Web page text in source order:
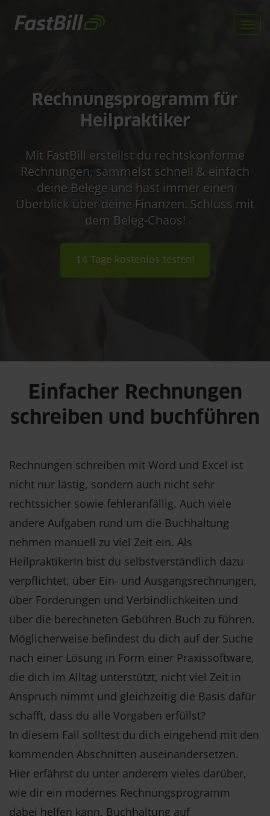
zum
Rechnungsprogramm für
Heilpraktiker
Mit FastBill erstellst du rechtskonforme
Rechnungen, sammelst schnell & einfach
deine Belege und hast immer einen
Überblick über deine Finanzen. Schluss mit
dem Beleg-Chaos!
14 Tage kostenlos testen!
Einfacher Rechnungen
schreiben und buchführen
Rechnungen schreiben mit Word und Excel ist
nicht nur lästig, sondern auch nicht sehr
rechtssicher sowie fehleranfällig. Auch viele
andere Aufgaben rund um die Buchhaltung
nehmen manuell zu viel Zeit ein. Als
HeilpraktikerIn bist du selbstverständlich dazu
verpflichtet, über Ein- und Ausgangsrechnungen,
über Forderungen und Verbindlichkeiten und
über die berechneten Gebühren Buch zu führen.
Möglicherweise befindest du dich auf der Suche
nach einer Lösung in Form einer Praxissoftware,
die dich im Alltag unterstützt, nicht viel Zeit in
Anspruch nimmt und gleichzeitig die Basis dafür
schafft, dass du alle Vorgaben erfüllst?
In diesem Fall solltest du dich eingehend mit den
kommenden Abschnitten auseinandersetzen.
Hier erfährst du unter anderem vieles darüber,
wie dir ein modernes Rechnungsprogramm
dabei helfen kann, Buchhaltung auf